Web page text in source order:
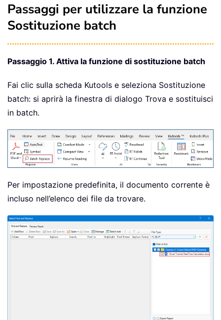
Passaggi per utilizzare la funzione
Sostituzione batch
Passaggio 1. Attiva la funzione di sostituzione batch
Fai clic sulla scheda Kutools e seleziona Sostituzione
batch: si aprirà la finestra di dialogo Trova e sostituisci
in batch.
Per impostazione predefinita, il documento corrente è
incluso nell’elenco dei file da trovare.